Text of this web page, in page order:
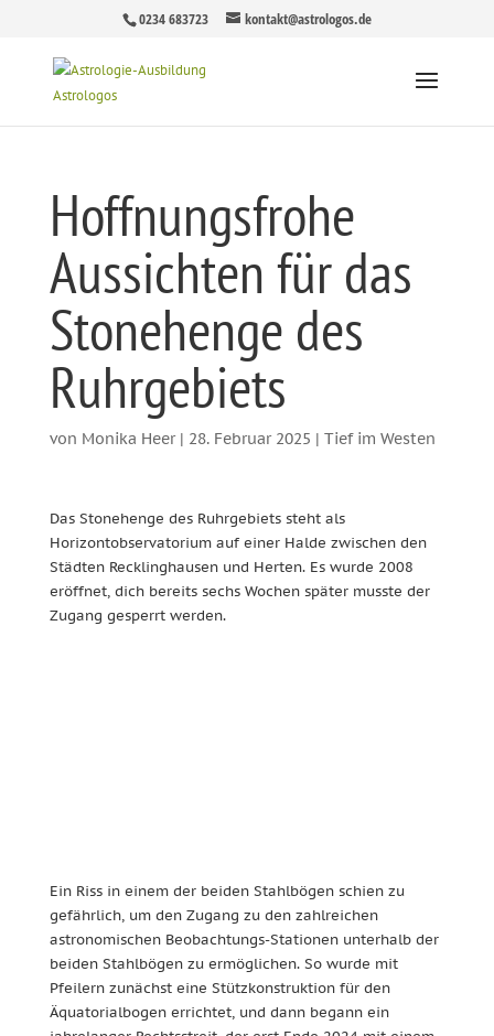
0234 683723 kontakt@astrologos.de
Hoffnungsfrohe
Aussichten für das
Stonehenge des
Ruhrgebiets
von Monika Heer| 28. Februar 2025 | Tief im Westen
Das Stonehenge des Ruhrgebiets steht als
Horizontobservatorium auf einer Halde zwischen den
Städten Recklinghausen und Herten. Es wurde 2008
eröffnet, dich bereits sechs Wochen später musste der
Zugang gesperrt werden.
Ein Riss in einem der beiden Stahlbögen schien zu
gefährlich, um den Zugang zu den zahlreichen
astronomischen Beobachtungs-Stationen unterhalb der
beiden Stahlbögen zu ermöglichen. So wurde mit
Pfeilern zunächst eine Stützkonstruktion für den
Äquatorialbogen errichtet, und dann begann ein